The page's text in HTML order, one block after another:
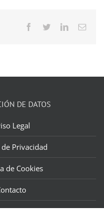
Facebook
TwitterLinkedInCorreo
DE DATOS
Legal
Privacidad
de Cookies